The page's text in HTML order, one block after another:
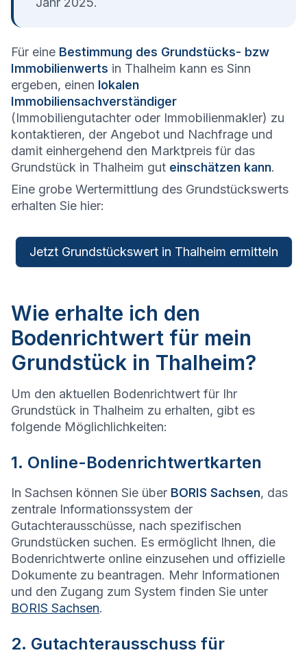
Für eine Bestimmung des Grundstücks- bzw
Immobilienwerts in Thalheim kann es Sinn
ergeben, einen lokalen
Immobiliensachverständiger
(Immobiliengutachter oder Immobilienmakler) zu
kontaktieren, der Angebot und Nachfrage und
damit einhergehend den Marktpreis für das
Grundstück in Thalheim gut einschätzen kann.
Eine grobe Wertermittlung des Grundstückswerts
erhalten Sie hier:
Jetzt Grundstückswert in Thalheim ermitteln
Wie erhalte ich den
Bodenrichtwert für mein
Grundstück in Thalheim?
Um den aktuellen Bodenrichtwert für Ihr
Grundstück in Thalheim zu erhalten, gibt es
folgende Möglichlichkeiten:
1. Online-Bodenrichtwertkarten
In Sachsen können Sie über BORIS Sachsen, das
zentrale Informationssystem der
Gutachterausschüsse, nach spezifischen
Grundstücken suchen. Es ermöglicht Ihnen, die
Bodenrichtwerte online einzusehen und offizielle
Dokumente zu beantragen. Mehr Informationen
und den Zugang zum System finden Sie unter
BORIS Sachsen.
2. Gutachterausschuss für